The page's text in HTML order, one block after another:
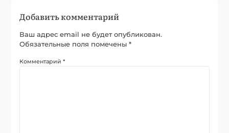
Добавить комментарий
Ваш адрес email не будет опубликован.
Обязательные поля помечены*
Комментарий*